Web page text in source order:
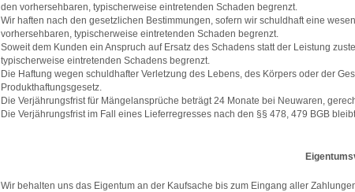
den vorhersehbaren, typischerweise eintretenden Schaden begrenzt.
Wir haften nach den gesetzlichen Bestimmungen, sofern wir schuldhaft eine
vorhersehbaren, typischerweise eintretenden Schaden begrenzt.
Soweit dem Kunden ein Anspruch auf Ersatz des Schadens statt der Leistung
typischerweise eintretenden Schadens begrenzt.
Die Haftung wegen schuldhafter Verletzung des Lebens, des Körpers oder der
Produkthaftungsgesetz.
Die Verjährungsfrist für Mängelansprüche beträgt 24 Monate bei Neuwaren,
Die Verjährungsfrist im Fall eines Lieferregresses nach den §§ 478, 479 BGB
Wir behalten uns das Eigentum an der Kaufsache bis zum Eingang aller